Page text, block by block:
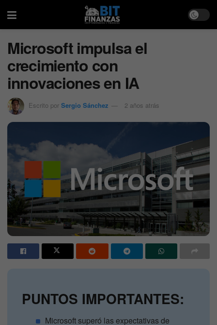
Microsoft impulsa el
crecimiento con
innovaciones en IA
Escrito por Sergio Sánchez 2 años atrás
PUNTOS IMPORTANTES:
Microsoft superó las expectativas de